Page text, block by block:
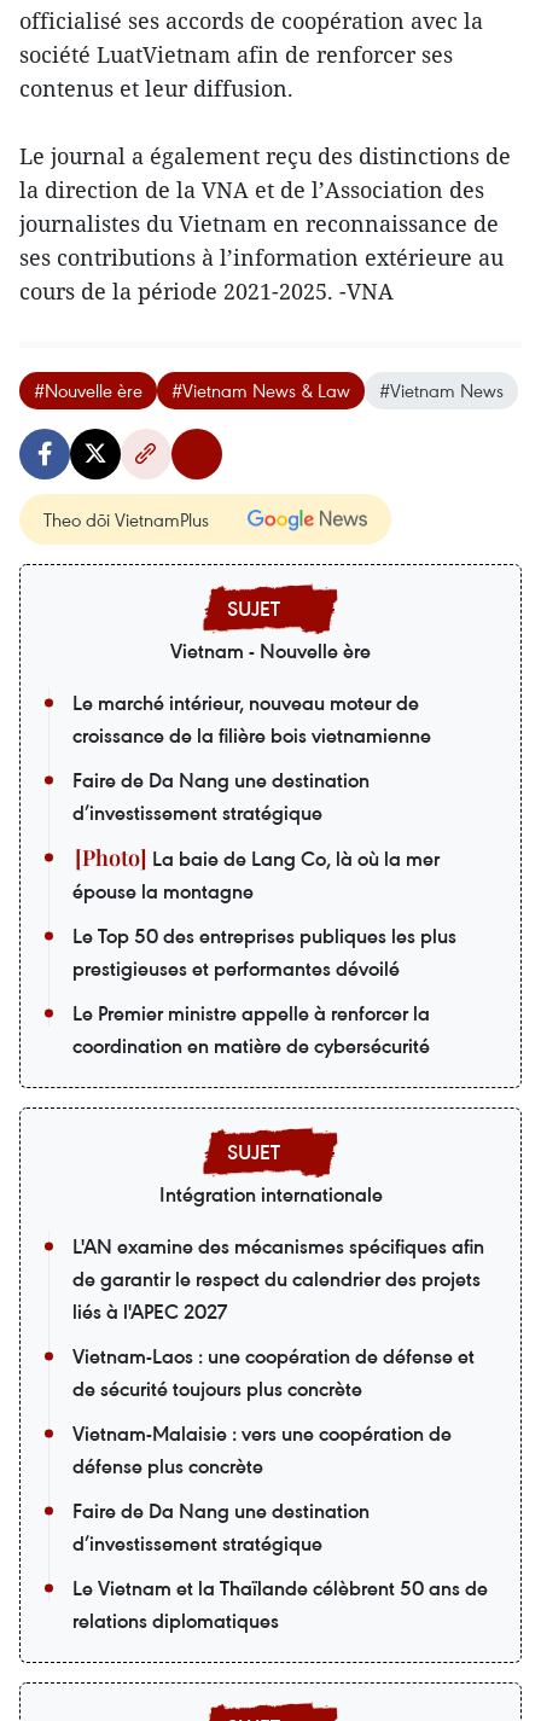
officialisé ses accords de coopération avec la
société LuatVietnam afin de renforcer ses
contenus et leur diffusion.
Le journal a également reçu des distinctions de
la direction de la VNA et de l’Association des
journalistes du Vietnam en reconnaissance de
ses contributions à l’information extérieure au
cours de la période 2021-2025. -VNA
#Nouvelle ère #Vietnam News & Law #Vietnam News
Theo dõi VietnamPlus
Vietnam - Nouvelle ère
Le marché intérieur, nouveau moteur de
croissance de la filière bois vietnamienne
Faire de Da Nang une destination
d’investissement stratégique
La baie de Lang Co, là où la mer
épouse la montagne
Le Top 50 des entreprises publiques les plus
prestigieuses et performantes dévoilé
Le Premier ministre appelle à renforcer la
coordination en matière de cybersécurité
Intégration internationale
L'AN examine des mécanismes spécifiques afin
de garantir le respect du calendrier des projets
liés à l'APEC 2027
Vietnam-Laos : une coopération de défense et
de sécurité toujours plus concrète
Vietnam-Malaisie : vers une coopération de
défense plus concrète
Faire de Da Nang une destination
d’investissement stratégique
Le Vietnam et la Thaïlande célèbrent 50 ans de
relations diplomatiques